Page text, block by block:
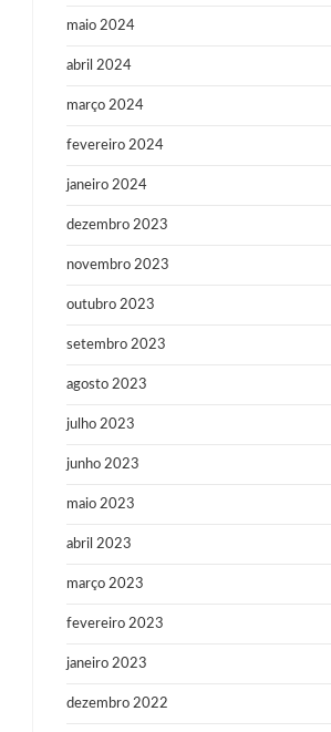
maio 2024
abril 2024
março 2024
fevereiro 2024
janeiro 2024
dezembro 2023
novembro 2023
outubro 2023
setembro 2023
agosto 2023
julho 2023
junho 2023
maio 2023
abril 2023
março 2023
fevereiro 2023
janeiro 2023
dezembro 2022